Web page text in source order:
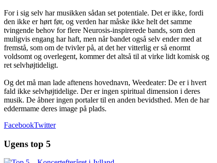
For i sig selv har musikken sådan set potentiale. Det er ikke, fordi
den ikke er hørt før, og verden har måske ikke helt det samme
tvingende behov for flere Neurosis-inspirerede bands, som den
muligvis engang har haft, men når bandet også selv ender med at
fremstå, som om de tvivler på, at det her vitterlig er så enormt
voldsomt og overlegent, kommer det altså til at virke lidt komisk og
ret selvhøjtideligt.
Og det må man lade aftenens hovednavn, Weedeater: De er i hvert
fald ikke selvhøjtidelige. Der er ingen spiritual dimension i deres
musik. De åbner ingen portaler til en anden bevidsthed. Men de har
eddermame deres image på plads.
FacebookTwitter
Ugens top 5